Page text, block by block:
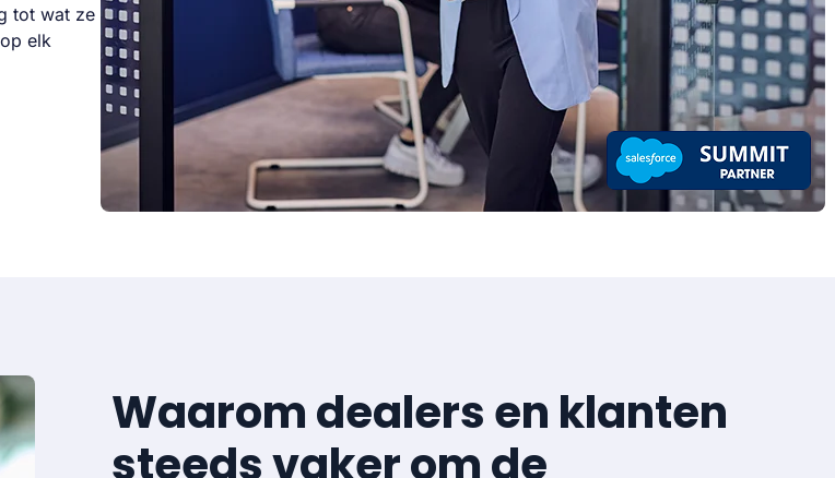
tot wat ze
elk
Waarom dealers en klanten
steeds vaker om de